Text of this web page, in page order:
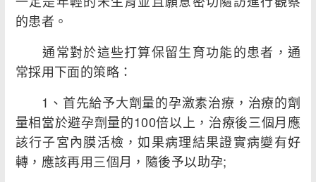
的患者。
通常對於這些打算保留生育功能的患者，通
常採用下面的策略：
1、首先給予大劑量的孕激素治療，治療的劑
量相當於避孕劑量的100倍以上，治療後三個月應
該行子宮內膜活檢，如果病理結果證實病變有好
轉，應該再用三個月，隨後予以助孕;